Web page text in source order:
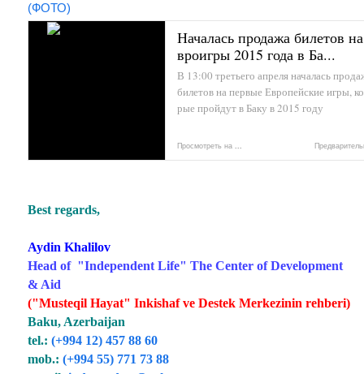
(ФОТО)
Началась продажа билетов
вроигры 2015 года в Ба...
В 13:00 третьего апреля началась
билетов на первые Европейские игры,
рые пройдут в Баку в 2015 году
Просмотреть на ...
Best regards,
Aydin Khalilov
Head of "Independent Life" The Center of Development
& Aid
("Musteqil Hayat" Inkishaf ve Destek Merkezinin rehberi)
Baku, Azerbaijan
tel.: (+994 12) 457 88 60
mob.: (+994 55) 771 73 88